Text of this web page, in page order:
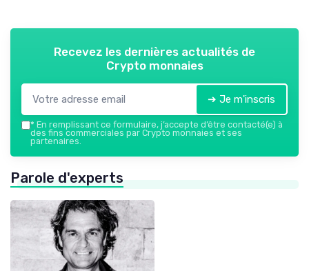
Recevez les dernières actualités de
Crypto monnaies
➔ Je m'inscris
* En remplissant ce formulaire, j’accepte d’être contacté(e) à
des fins commerciales par Crypto monnaies et ses
partenaires.
Parole d'experts